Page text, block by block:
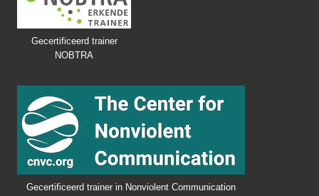
Gecertificeerd trainer
NOBTRA
Gecertificeerd trainer in Nonviolent Communication